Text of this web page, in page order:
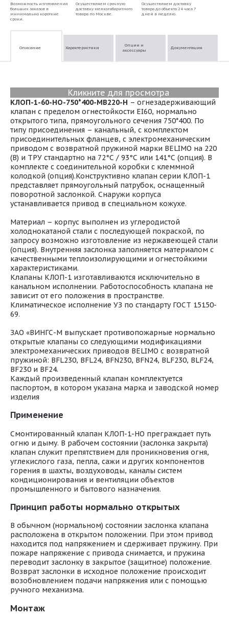
Возможность изготовления
больших заказов в
минимально короткие
сроки.
Осуществляем срочную
доставку мелкогабаритного
товара по Москве.
Осуществляем доставку
товара до объекта 24 часа 7
дней в неделю.
Описание Характеристики
Опции и
аксессуары
Документация
Кликните для просмотра
КЛОП-1-60-НО-750*400-МВ220-H – огнезадерживающий
клапан с пределом огнестойкости EI60, нормально
открытого типа, прямоугольного сечения 750*400. По
типу присоединения – канальный, с комплектом
присоединительных фланцев, с электромеханическим
приводом с возвратной пружиной марки BELIMO на 220
(В) и ТРУ стандартно на 72°С / 93°С или 141°С (опция). В
комплекте с соединительной коробки с клеммной
колодкой (опция).Конструктивно клапан серии КЛОП-1
представляет прямоугольный патрубок, оснащенный
поворотной заслонкой. Снаружи корпуса
устанавливается привод в специальном кожухе.
Материал – корпус выполнен из углеродистой
холоднокатаной стали с последующей покраской, по
запросу возможно изготовление из нержавеющей стали
(опция). Внутренняя заслонка заполняется материалом с
качественными теплоизолирующими и огнестойкими
характеристиками.
Клапаны КЛОП-1 изготавливаются исключительно в
канальном исполнении. Работоспособность клапана не
зависит от его положения в пространстве.
Климатическое исполнение УЗ по стандарту ГОСТ 15150-
69.
ЗАО «ВИНГС-М выпускает противопожарные нормально
открытые клапаны со следующими модификациями
электромеханических приводов BELIMO с возвратной
пружиной: BFL230, BFL24, BFN230, BFN24, BLF230, BLF24,
BF230 и BF24.
Каждый произведенный клапан комплектуется
паспортом, в котором указана марка и заводской номер
изделия
Применение
Смонтированный клапан КЛОП-1-НО преграждает путь
огню и дыму. В рабочем состоянии (заслонка закрыта)
клапан служит препятствием для проникновения огня,
углекислого газа, пепла, сажи и других компонентов
горения в шахты, воздуховоды, каналы систем
кондиционирования и вентиляции объектов
промышленного и бытового назначения.
Принцип работы нормально открытых
В обычном (нормальном) состоянии заслонка клапана
расположена в открытом положении. При этом привод
находится под напряжением и сдерживает пружину. При
пожаре напряжение с привода снимается, и пружина
переводит заслонку в закрытое (защитное) положение.
Возврат заслонки в исходное положение происходит
возобновлением подачи напряжения или с помощью
ручного механизма.
Монтаж